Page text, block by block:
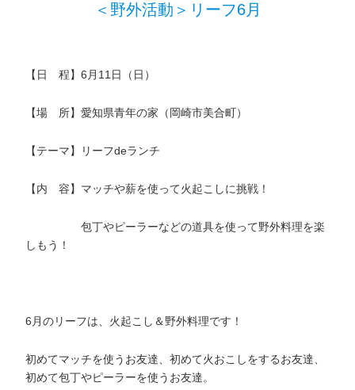
＜野外活動＞リーフ6月
【日 程】6月11日（日）
【場 所】愛知県青年の家（岡崎市美合町）
【テーマ】リーフdeランチ
【内 容】マッチや薪を使って火起こしに挑戦！
包丁やピーラーなどの道具を使って野外料理を楽
しもう！
6月のリーフは、火起こし＆野外料理です！
初めてマッチを使うお友達、初めて火おこしをするお友達、
初めて包丁やピーラーを使うお友達。